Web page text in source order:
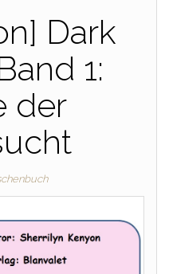
Dark
1:
der